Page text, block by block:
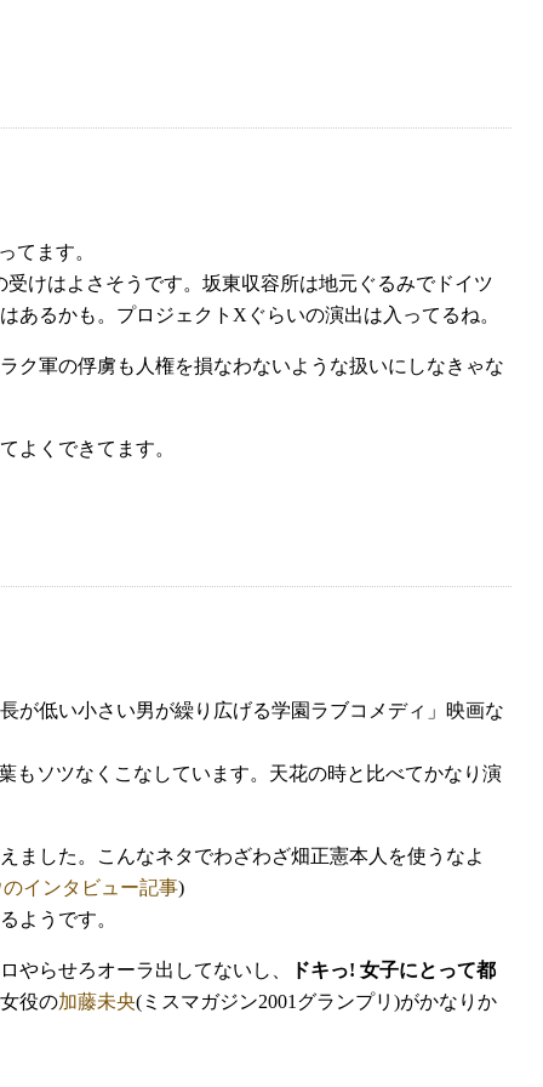
てます。
けはよさそうです。坂東収容所は地元ぐるみでドイツ
るかも。プロジェクトXぐらいの演出は入ってるね。
ク軍の俘虜も人権を損なわないような扱いにしなきゃな
よくできてます。
が低い小さい男が繰り広げる学園ラブコメディ」映画な
もソツなくこなしています。天花の時と比べてかなり演
ました。こんなネタでわざわざ畑正憲本人を使うなよ
のインタビュー記事)
ようです。
やらせろオーラ出してないし、
ドキっ! 女子にとって都
役の加藤未央(ミスマガジン2001グランプリ)がかなりか